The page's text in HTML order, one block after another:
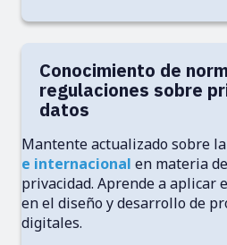
Conocimiento de
regulaciones sobre
datos
Mantente actualizado sobre la
e internacional en materia
privacidad. Aprende a aplicar
en el diseño y desarrollo de
digitales.